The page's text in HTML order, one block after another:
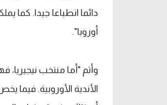
دائما انطباعا جيدا. كما
أوروبا".
وأتم "أما منتخب نيجيريا،
الأندية الأوروبية. فيما